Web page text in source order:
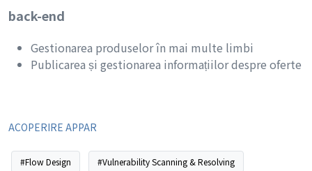
back-end
Gestionarea produselor în mai multe limbi
Publicarea și gestionarea informațiilor despre oferte
ACOPERIRE APPAR
#Flow Design #Vulnerability Scanning & Resolving